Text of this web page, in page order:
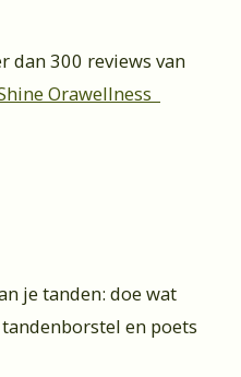
dan 300 reviews van
Orawellness
je tanden: doe wat
en poets